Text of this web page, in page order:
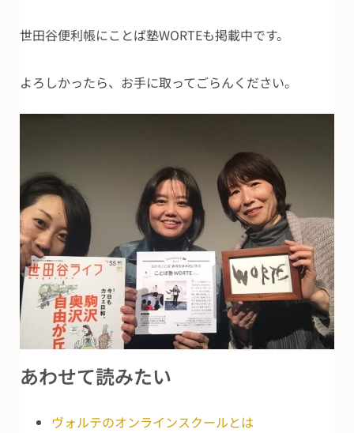
世田谷便利帳にことば塾WORTEも掲載中です。
よろしかったら、お手に取ってごらんください。
あわせて読みたい
ヴォルテのオンラインスクールとは